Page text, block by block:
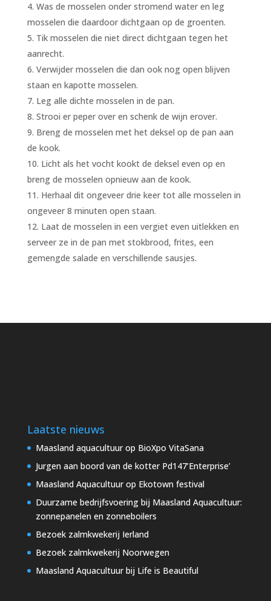
Was de mosselen onder stromend water en leg
mosselen die daardoor dichtgaan op de groenten.
Tik mosselen die niet direct dichtgaan tegen het
aanrecht.
Verwijder mosselen die dan ook nog open blijven
staan en kapotte mosselen.
Leg alle dichte mosselen in de pan.
Strooi er peper over en schenk de wijn erover.
Breng de mosselen met het deksel op de pan aan
de kook.
Licht als het vocht kookt de deksel even op en
breng de mosselen opnieuw aan de kook.
Herhaal dit ongeveer drie keer tot alle mosselen in
ongeveer 8 minuten open staan.
Laat de mosselen in een vergiet even uitlekken en
serveer ze in de pan met stokbrood, frites, een
gemengde salade en verschillende sausjes.
Laatste nieuws
Maasland aquacultuur op BioXpo VitaSana
Jurgen aan boord van de kotter Pd147’Enterprise’
Maasland Aquacultuur op Ekotown festival
Duurzame bedrijfsvoering bij Maasland Aquacultuur:
zonnepanelen en zonneboilers
Bezoek zalmkwekerij Ierland
Bezoek zalmkwekerij Noorwegen
Maasland Aquacultuur bij Life is Beautiful